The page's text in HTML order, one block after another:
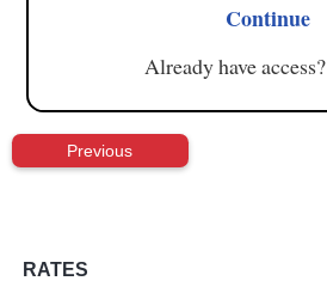
Continue
Already have access?
Previous
RATES